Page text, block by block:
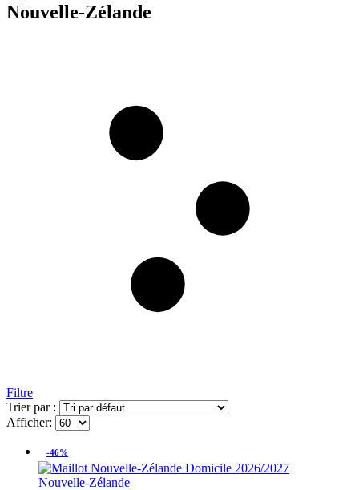
Nouvelle-Zélande
Filtre
Trier par :
Afficher:
-46%
Nouvelle-Zélande